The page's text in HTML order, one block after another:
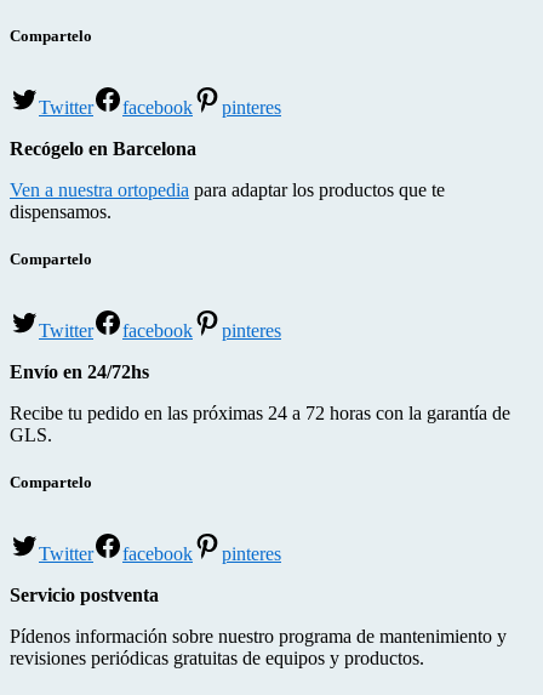
Compartelo
Twitter facebook
pinteres
Recógelo en Barcelona
Ven a nuestra ortopedia para adaptar los productos que te
dispensamos.
Compartelo
Twitter facebook
pinteres
Envío en 24/72hs
Recibe tu pedido en las próximas 24 a 72 horas con la garantía de
GLS.
Compartelo
Twitter facebook
pinteres
Servicio postventa
Pídenos información sobre nuestro programa de mantenimiento y
revisiones periódicas gratuitas de equipos y productos.